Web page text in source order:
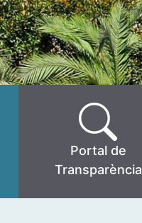
Portal de
Transparència